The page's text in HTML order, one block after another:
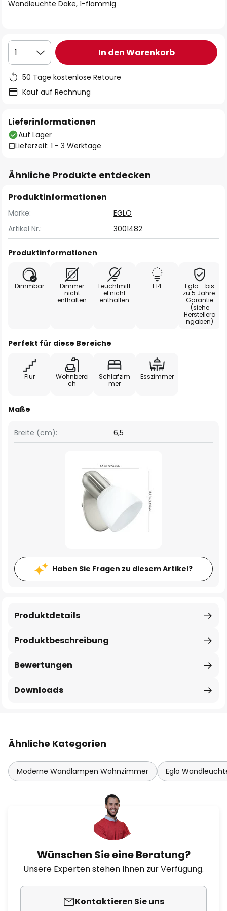
Wandleuchte Dake, 1-flammig
1 In den Warenkorb
50 Tage kostenlose Retoure
Kauf auf Rechnung
Lieferinformationen
Auf Lager
Lieferzeit: 1 - 3 Werktage
Ähnliche Produkte entdecken
Produktinformationen
Marke:
EGLO
Artikel Nr.:
3001482
Produktinformationen
Dimmbar
Dimmer
nicht
enthalten
Leuchtmitt
el nicht
enthalten
E14
Eglo – bis
zu 5 Jahre
Garantie
(siehe
Herstellera
ngaben)
Perfekt für diese Bereiche
Flur
Wohnberei
ch
Schlafzim
mer
Esszimmer
Maße
Breite (cm): 6,5
Haben Sie Fragen zu diesem Artikel?
Produktbeschreibung
Produktdetails
Bewertungen
Downloads
Ähnliche Kategorien
Moderne Wandlampen Wohnzimmer Eglo
Wünschen Sie eine Beratung?
Unsere Experten stehen Ihnen zur Verfügung.
Kontaktieren Sie uns